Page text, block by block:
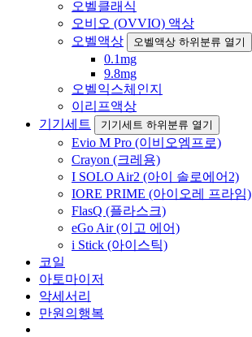
오벨클래식
오비오 (OVVIO) 액상
오벨액상
오벨액상 하위분류 열기
0.1mg
9.8mg
오벨익스체인지
이리프액상
기기세트
기기세트 하위분류 열기
Evio M Pro (이비오엠프로)
Crayon (크레용)
I SOLO Air2 (아이 솔로에어2)
IORE PRIME (아이오레 프라임)
FlasQ (플라스크)
eGo Air (이고 에어)
i Stick (아이스틱)
코일
아토마이저
악세서리
만원의행복